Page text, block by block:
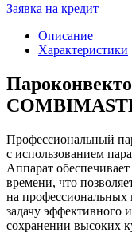
Заявка на кредит
Описание
Характеристики
Профессиональный
с использованием
Аппарат
времени, что
на профессиональных
задачу эффективного
сохранении высоких